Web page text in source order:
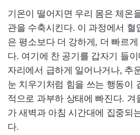
기온이 떨어지면 우리 몸은 체온
관을 수축시킨다. 이 과정에서 혈
은 평소보다 더 강하게, 더 빠르
다. 여기에 찬 공기를 갑자기 들
자리에서 급하게 일어나거나, 추
눈 치우기처럼 힘을 쓰는 행동이
적으로 과부하 상태에 빠진다. 겨
가 새벽과 아침 시간대에 집중되
다.